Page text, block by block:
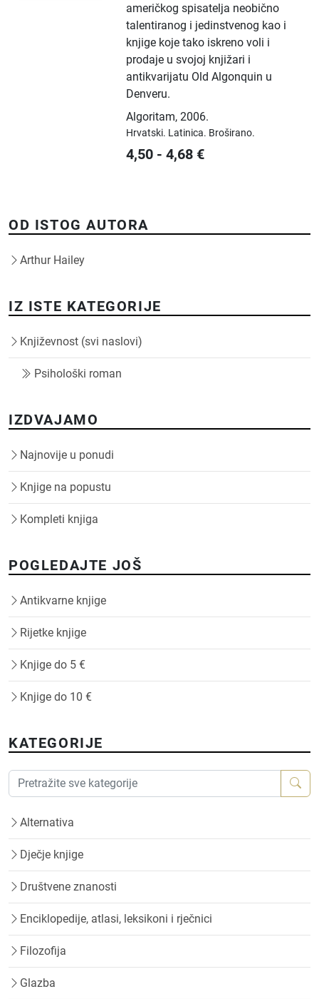
američkog spisatelja neobično
talentiranog i jedinstvenog kao i
knjige koje tako iskreno voli i
prodaje u svojoj knjižari i
antikvarijatu Old Algonquin u
Denveru.
Algoritam,2006.
Hrvatski. Latinica. Broširano.
4,50 -4,68 €
OD ISTOG AUTORA
Arthur Hailey
IZ ISTE KATEGORIJE
Književnost (svi naslovi)
Psihološki roman
IZDVAJAMO
Najnovije u ponudi
Knjige na popustu
Kompleti knjiga
POGLEDAJTE JOŠ
Antikvarne knjige
Rijetke knjige
Knjige do 5 €
Knjige do 10 €
KATEGORIJE
Alternativa
Dječje knjige
Društvene znanosti
Enciklopedije, atlasi, leksikoni i rječnici
Filozofija
Glazba